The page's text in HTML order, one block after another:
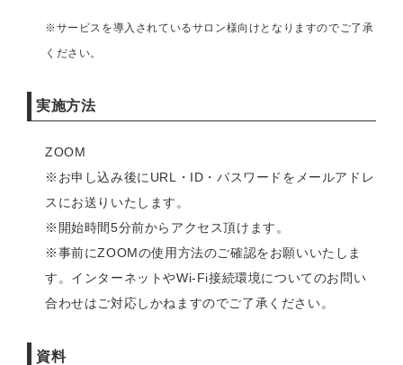
※サービスを導入されているサロン様向けとなりますのでご了承
ください。
実施方法
ZOOM
※お申し込み後にURL・ID・パスワードをメールアドレ
スにお送りいたします。
※開始時間5分前からアクセス頂けます。
※事前にZOOMの使用方法のご確認をお願いいたしま
す。インターネットやWi-Fi接続環境についてのお問い
合わせはご対応しかねますのでご了承ください。
資料